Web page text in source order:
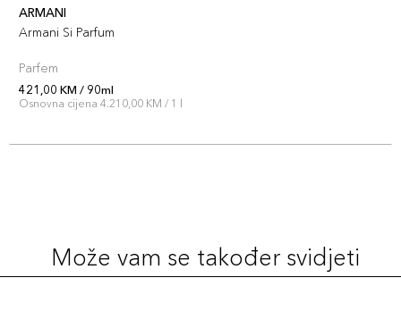
ARMANI
Armani Si Parfum
Parfem
421,00 KM / 90ml
Osnovna cijena 4.210,00 KM / 1 l
Može vam se također svidjeti